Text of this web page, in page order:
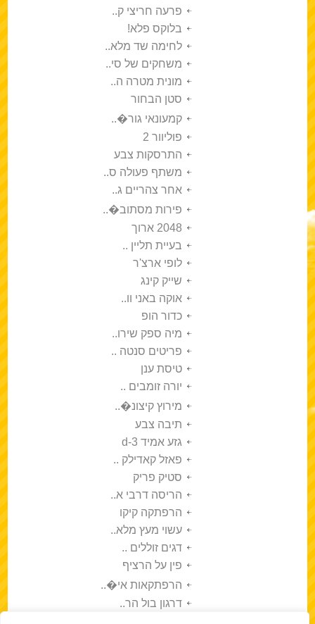
פרעה חריצי ק..
בלוקס פלא!
לחימה שד מלא..
משחקים של סי..
מונית מטרה ה..
סטן הבחור
קמעונאי גור�..
פוליוור 2
התרסקות צבע
משתף פעולה ס..
אחר צהריים ג..
פירות מסתוב�..
2048 ארוך
בעיית תליין ..
לופי ארצ'ר
שייק קינג
אוקה באני וו..
כדור הופ
מיה ספק שירו..
פריטים סנטה ..
טיסת ענן
יורה זומבים ..
מירוץ קיצונ�..
תיבה צבע
גזע אמיד 3-d
פאזל קאדילק ..
סטיק פריק
הריסה דרבי א..
הרפתקה קיקו
עשוי מעץ מלא..
דגים זוללים ..
פין על הרציף
הרפתקאות אי�..
דרגון בול הר..